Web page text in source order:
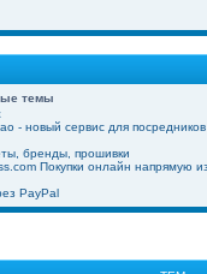
темы
- новый сервис для посредников
бренды, прошивки
Покупки онлайн напрямую
PayPal